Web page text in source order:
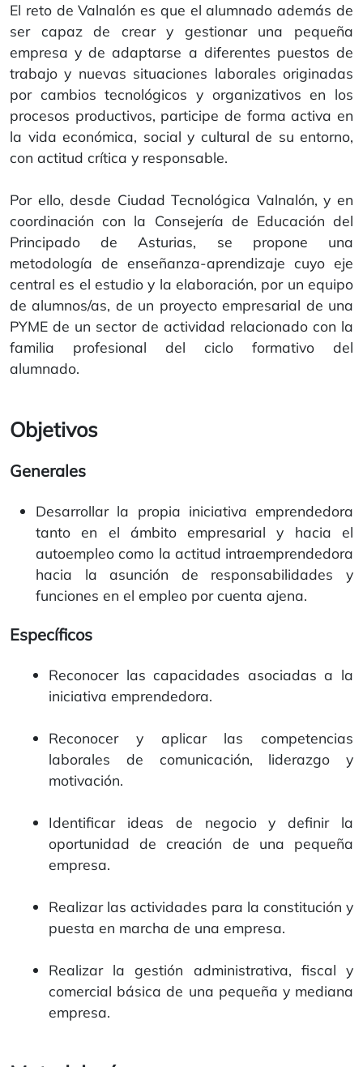
El reto de Valnalón es que el alumnado además de
ser capaz de crear y gestionar una pequeña
empresa y de adaptarse a diferentes puestos de
trabajo y nuevas situaciones laborales originadas
por cambios tecnológicos y organizativos en los
procesos productivos, participe de forma activa en
la vida económica, social y cultural de su entorno,
con actitud crítica y responsable.
Por ello, desde Ciudad Tecnológica Valnalón, y en
coordinación con la Consejería de Educación del
Principado de Asturias, se propone una
metodología de enseñanza-aprendizaje cuyo eje
central es el estudio y la elaboración, por un equipo
de alumnos/as, de un proyecto empresarial de una
PYME de un sector de actividad relacionado con la
familia profesional del ciclo formativo del
alumnado.
Objetivos
Generales
Desarrollar la propia iniciativa emprendedora
tanto en el ámbito empresarial y hacia el
autoempleo como la actitud intraemprendedora
hacia la asunción de responsabilidades y
funciones en el empleo por cuenta ajena.
Específicos
Reconocer las capacidades asociadas a la
iniciativa emprendedora.
Reconocer y aplicar las competencias
laborales de comunicación, liderazgo y
motivación.
Identificar ideas de negocio y definir la
oportunidad de creación de una pequeña
empresa.
Realizar las actividades para la constitución y
puesta en marcha de una empresa.
Realizar la gestión administrativa, fiscal y
comercial básica de una pequeña y mediana
empresa.